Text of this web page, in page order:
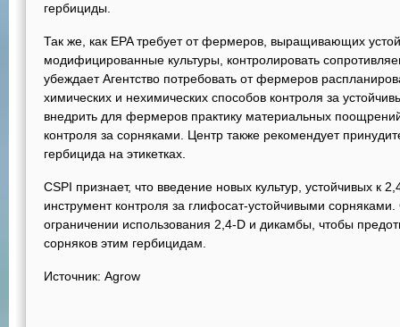
гербициды.
Так же, как EPA требует от фермеров, выращивающих
модифицированные культуры, контролировать
убеждает Агентство потребовать от фермеров
химических и нехимических способов контроля за
внедрить для фермеров практику материальных
контроля за сорняками. Центр также рекомендует
гербицида на этикетках.
CSPI признает, что введение новых культур, устойчивых к
инструмент контроля за глифосат-устойчивыми
ограничении использования 2,4-D и дикамбы, чтобы
сорняков этим гербицидам.
Источник: Agrow